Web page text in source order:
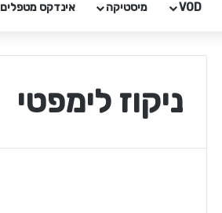
VOD מיסטיקה אינדקס מטפלים
ניקוז לימפטי